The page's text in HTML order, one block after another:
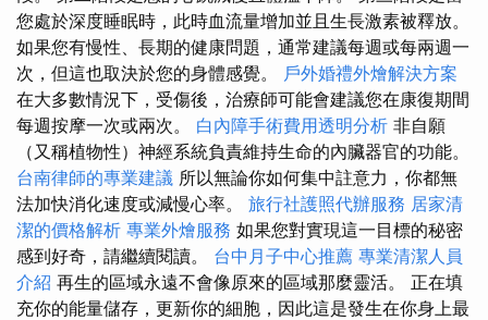
您處於深度睡眠時，此時血流量增加並且生長激素被釋放。
如果您有慢性、長期的健康問題，通常建議每週或每兩週一
次，但這也取決於您的身體感覺。 戶外婚禮外燴解決方案
在大多數情況下，受傷後，治療師可能會建議您在康復期間
每週按摩一次或兩次。 白內障手術費用透明分析 非自願
（又稱植物性）神經系統負責維持生命的內臟器官的功能。
台南律師的專業建議 所以無論你如何集中註意力，你都無
法加快消化速度或減慢心率。 旅行社護照代辦服務 居家清
潔的價格解析 專業外燴服務 如果您對實現這一目標的秘密
感到好奇，請繼續閱讀。 台中月子中心推薦 專業清潔人員
介紹 再生的區域永遠不會像原來的區域那麼靈活。 正在填
充你的能量儲存，更新你的細胞，因此這是發生在你身上最